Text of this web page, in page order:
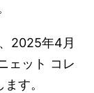
2025年4月
ェット コレ
す。